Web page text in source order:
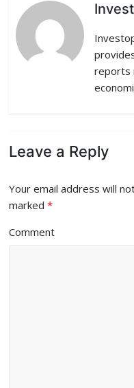
reports
Leave a Reply
Your email address will
marked*
Comment